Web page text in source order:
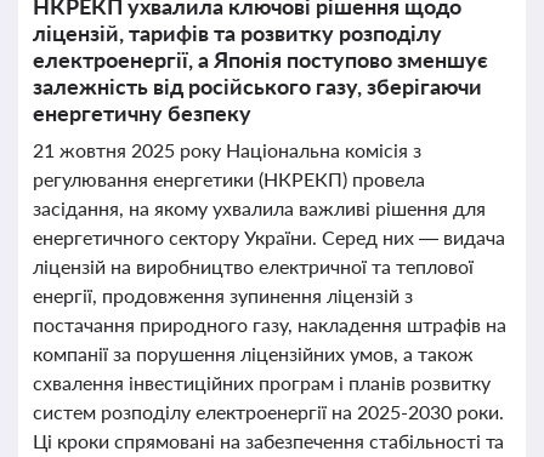
НКРЕКП ухвалила ключові рішення щодо
ліцензій, тарифів та розвитку розподілу
електроенергії, а Японія поступово зменшує
залежність від російського газу, зберігаючи
енергетичну безпеку
21 жовтня 2025 року Національна комісія з
регулювання енергетики (НКРЕКП) провела
засідання, на якому ухвалила важливі рішення для
енергетичного сектору України. Серед них — видача
ліцензій на виробництво електричної та теплової
енергії, продовження зупинення ліцензій з
постачання природного газу, накладення штрафів на
компанії за порушення ліцензійних умов, а також
схвалення інвестиційних програм і планів розвитку
систем розподілу електроенергії на 2025-2030 роки.
Ці кроки спрямовані на забезпечення стабільності та